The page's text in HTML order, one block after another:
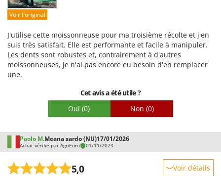
Facilité de montage
Voir l'original
J'utilise cette moissonneuse pour ma troisième récolte et j'en
suis très satisfait. Elle est performante et facile à manipuler.
Les dents sont robustes et, contrairement à d'autres
moissonneuses, je n'ai pas encore eu besoin d'en remplacer
une.
Cet avis a été utile ?
Oui (0) Non (0)
Paolo M.Meana sardo (NU)17/01/2026
Achat vérifié par AgriEuro 01/11/2024
5,0 Voir détails